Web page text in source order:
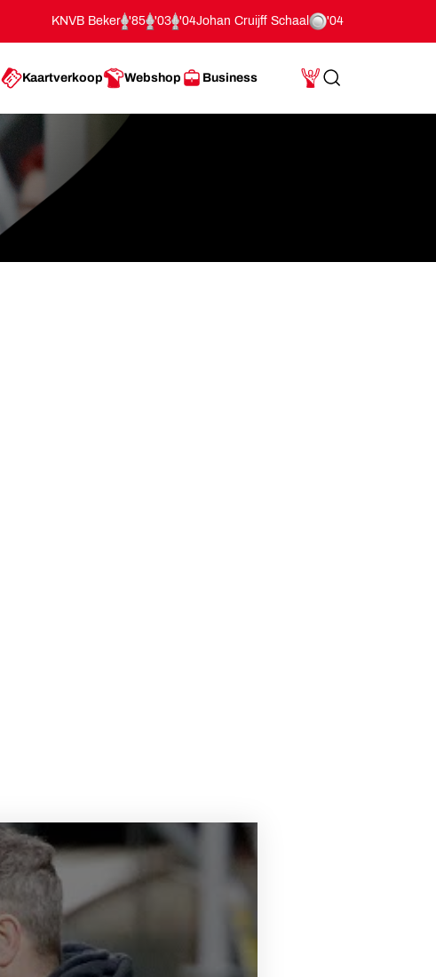
KNVB Beker '85 '03 '04Johan Cruijff Schaal '04
Kaartverkoop Webshop Business
Mijn Account
Search